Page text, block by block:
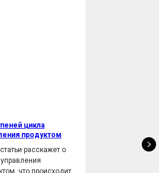
цикла
продуктом
расскажет о
что происходит